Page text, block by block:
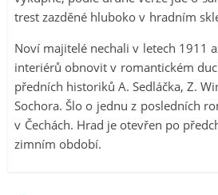
trest zazděné hluboko v hradním
Noví majitelé nechali v letech 1911
interiérů obnovit v romantickém
předních historiků A. Sedláčka, Z.
Sochora. Šlo o jednu z posledních
v Čechách. Hrad je otevřen po
zimním období.